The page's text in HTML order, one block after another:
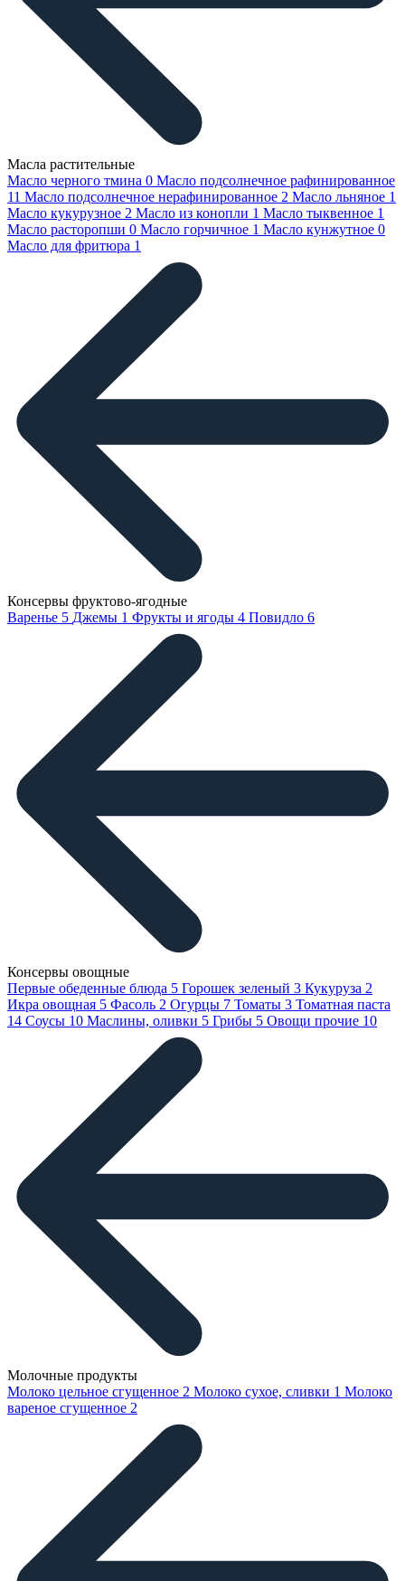
Масла растительные
Масло черного тмина 0 Масло подсолнечное рафинированное
11 Масло подсолнечное нерафинированное 2 Масло льняное 1
Масло кукурузное 2 Масло из конопли 1 Масло тыквенное 1
Масло расторопши 0 Масло горчичное 1 Масло кунжутное 0
Масло для фритюра 1
Консервы фруктово-ягодные
Варенье 5 Джемы 1 Фрукты и ягоды 4 Повидло 6
Консервы овощные
Первые обеденные блюда 5 Горошек зеленый 3 Кукуруза 2
Икра овощная 5 Фасоль 2 Огурцы 7 Томаты 3 Томатная паста
14 Соусы 10 Маслины, оливки 5 Грибы 5 Овощи прочие 10
Молочные продукты
Молоко цельное сгущенное 2 Молоко сухое, сливки 1 Молоко
вареное сгущенное 2